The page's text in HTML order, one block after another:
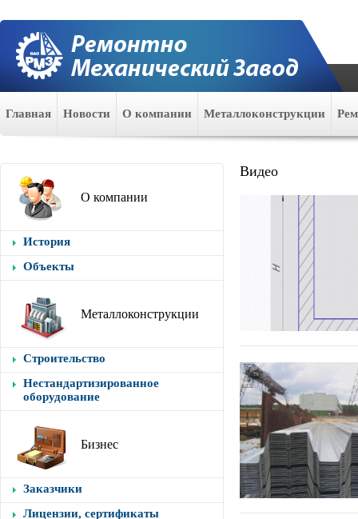
Главная Новости О компании Металлоконструкции
О компании
История
Объекты
Металлоконструкции
Строительство
Нестандартизированное
оборудование
Бизнес
Заказчики
Лицензии, сертификаты
Видео